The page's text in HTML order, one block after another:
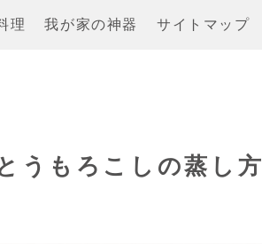
理 我が家の神器 サイトマップ
うもろこしの蒸し方